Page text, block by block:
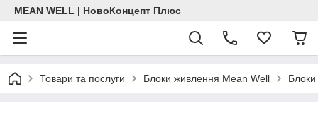
MEAN WELL | НовоКонцепт Плюс
Товари та послуги Блоки живлення Mean Well